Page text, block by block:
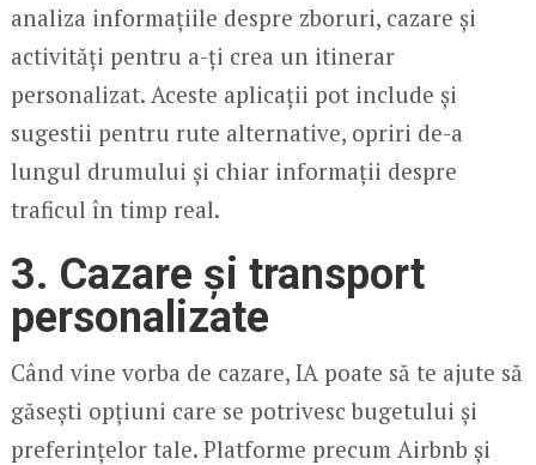
analiza informațiile despre zboruri, cazare și
activități pentru a-ți crea un itinerar
personalizat. Aceste aplicații pot include și
sugestii pentru rute alternative, opriri de-a
lungul drumului și chiar informații despre
traficul în timp real.
3. Cazare și transport
personalizate
Când vine vorba de cazare, IA poate să te ajute să
găsești opțiuni care se potrivesc bugetului și
preferințelor tale. Platforme precum Airbnb și